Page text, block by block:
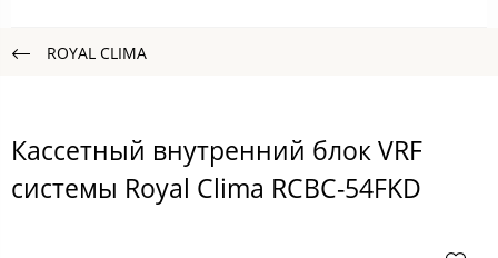
ROYAL CLIMA
Кассетный внутренний блок VRF
системы Royal Clima RCBC-54FKD